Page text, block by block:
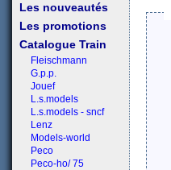
Les nouveautés
Les promotions
Catalogue Train
Fleischmann
G.p.p.
Jouef
L.s.models
L.s.models - sncf
Lenz
Models-world
Peco
Peco-ho/ 75